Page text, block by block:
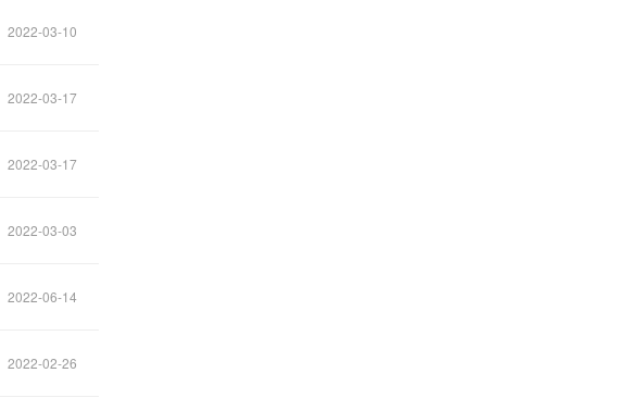
2022-03-10
2022-03-17
2022-03-17
2022-03-03
2022-06-14
2022-02-26